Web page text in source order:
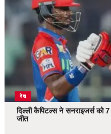
देश
दिल्ली कैपिटल्स ने सनराइजर्स को 7
जीत